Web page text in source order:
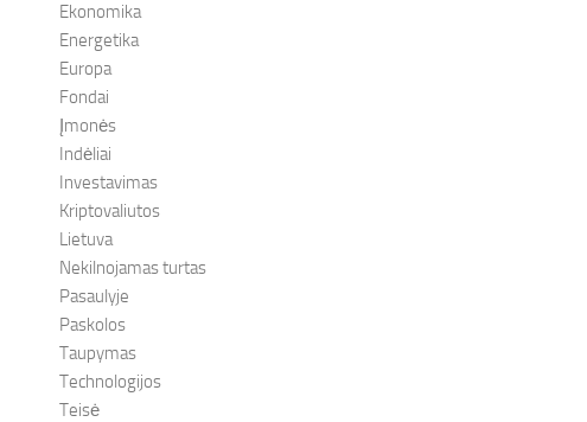
Ekonomika
Energetika
Europa
Fondai
Įmonės
Indėliai
Investavimas
Kriptovaliutos
Lietuva
Nekilnojamas turtas
Pasaulyje
Paskolos
Taupymas
Technologijos
Teisė